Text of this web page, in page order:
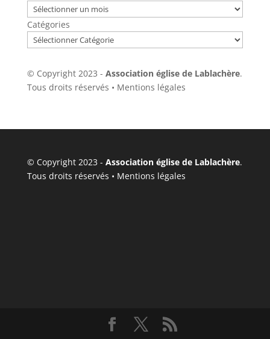
Catégories
© Copyright 2023 - Association église de Lablachère.
Tous droits réservés • Mentions légales
© Copyright 2023 - Association église de Lablachère.
Tous droits réservés • Mentions légales